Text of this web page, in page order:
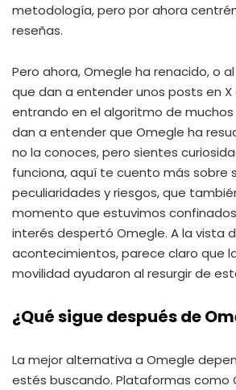
metodología, pero por ahora
reseñas.
Pero ahora, Omegle ha renacido, o
que dan a entender unos posts en
entrando en el algoritmo de muchos
dan a entender que Omegle ha
no la conoces, pero sientes
funciona, aquí te cuento más sobre
peculiaridades y riesgos, que
momento que estuvimos
interés despertó Omegle. A la vista
acontecimientos, parece claro que
movilidad ayudaron al resurgir de
¿Qué sigue después de
La mejor alternativa a Omegle
estés buscando. Plataformas como